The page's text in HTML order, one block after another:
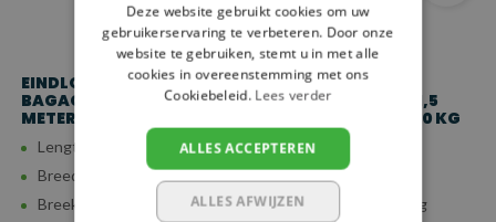
EINDLOZE
BAGAGEGORDEL - 1
METER - 25 MM - 500 KG
Lengte: 1 meter
Breedte: 25 mm
Breeksterkte: 500 kg
EINDLOZE
BAGAGEGORDEL - 1,5
METER - 25 MM - 500 KG
Lengte: 1,5 meter
Breedte: 25 mm
Breeksterkte: 500 kg
Deze website gebruikt cookies om uw
gebruikerservaring te verbeteren. Door onze
website te gebruiken, stemt u in met alle
cookies in overeenstemming met ons
Cookiebeleid. Lees verder
ALLES ACCEPTEREN
ALLES AFWIJZEN